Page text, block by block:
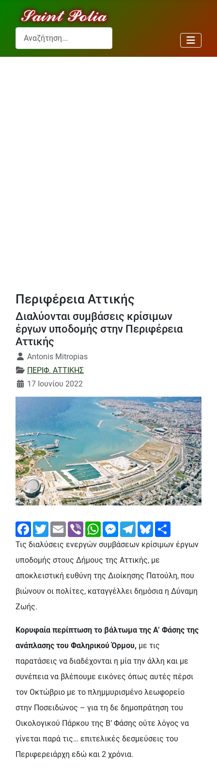
Αναζήτηση...
Περιφέρεια Αττικής
Διαλύονται συμβάσεις κρίσιμων
έργων υποδομής στην Περιφέρεια
Αττικής
Λεπτομέρειες
Antonis Mitropias
ΠΕΡΙΦ. ΑΤΤΙΚΗΣ
17 Ιουνίου 2022
FacebookTwitterEmail Viber WhatsAppMessengerTelegramBluesky
Τις διαλύσεις ενεργών συμβάσεων κρίσιμων έργων
υποδομής στους Δήμους της Αττικής, με
αποκλειστική ευθύνη της Διοίκησης Πατούλη, που
βιώνουν οι πολίτες, καταγγέλλει δημόσια η Δύναμη
Ζωής.
Κορυφαία περίπτωση το βάλτωμα της Α’ Φάσης της
ανάπλασης του Φαληρικού Όρμου, με τις
παρατάσεις να διαδέχονται η μία την άλλη και με
συνέπεια να βλέπουμε εικόνες όπως αυτές πέρσι
τον Οκτώβριο με το πλημμυρισμένο λεωφορείο
στην Ποσειδώνος – για τη δε δημοπράτηση του
Οικολογικού Πάρκου της Β’ Φάσης ούτε λόγος να
γίνεται παρά τις… επιτελικές δεσμεύσεις του
Περιφερειάρχη εδώ και 2 χρόνια.